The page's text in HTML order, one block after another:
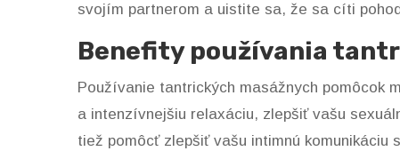
svojím partnerom a uistite sa, že sa cíti
Benefity používania
Používanie tantrických masážnych pomôcok
a intenzívnejšiu relaxáciu, zlepšiť vašu
tiež pomôcť zlepšiť vašu intimnú